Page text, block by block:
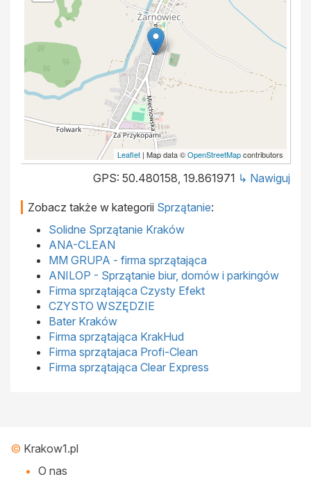
Leaflet | Map data ©OpenStreetMapcontributors
GPS: 50.480158, 19.861971 ↳ Nawiguj
Zobacz także w kategorii Sprzątanie:
Solidne Sprzątanie Kraków
ANA-CLEAN
MM GRUPA - firma sprzątająca
ANILOP - Sprzątanie biur, domów i parkingów
Firma sprzątająca Czysty Efekt
CZYSTO WSZĘDZIE
Bater Kraków
Firma sprzątająca KrakHud
Firma sprzątajaca Profi-Clean
Firma sprzątająca Clear Express
© Krakow1.pl
O nas